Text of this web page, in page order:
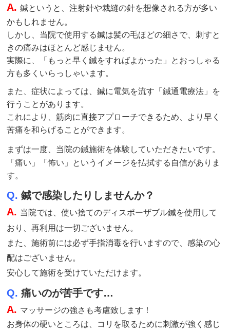
A.鍼というと、注射針や裁縫の針を想像される方が多い
かもしれません。
しかし、当院で使用する鍼は髪の毛ほどの細さで、刺すと
きの痛みはほとんど感じません。
実際に、「もっと早く鍼をすればよかった」とおっしゃる
方も多くいらっしゃいます。
また、症状によっては、鍼に電気を流す「鍼通電療法」を
行うことがあります。
これにより、筋肉に直接アプローチできるため、より早く
苦痛を和らげることができます。
まずは一度、当院の鍼施術を体験していただきたいです。
「痛い」「怖い」というイメージを払拭する自信がありま
す。
Q.鍼で感染したりしませんか？
A. 当院では、使い捨てのディスポーザブル鍼を使用して
おり、再利用は一切ございません。
また、施術前には必ず手指消毒を行いますので、感染の心
配はございません。
安心して施術を受けていただけます。
Q.痛いのが苦手です…
A. マッサージの強さも考慮致します！
お身体の硬いところは、コリを取るために刺激が強く感じ